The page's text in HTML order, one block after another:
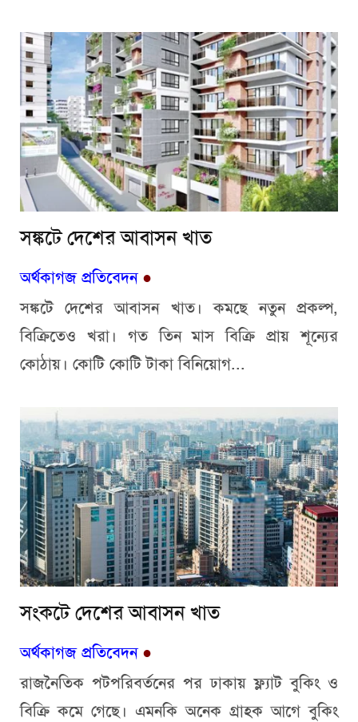
সঙ্কটে দেশের আবাসন খাত
অর্থকাগজ প্রতিবেদন●
সঙ্কটে দেশের আবাসন খাত। কমছে নতুন প্রকল্প,
বিক্রিতেও খরা। গত তিন মাস বিক্রি প্রায় শূন্যের
কোঠায়। কোটি কোটি টাকা বিনিয়োগ...
সংকটে দেশের আবাসন খাত
অর্থকাগজ প্রতিবেদন●
রাজনৈতিক পটপরিবর্তনের পর ঢাকায় ফ্ল্যাট বুকিং ও
বিক্রি কমে গেছে। এমনকি অনেক গ্রাহক আগে বুকিং